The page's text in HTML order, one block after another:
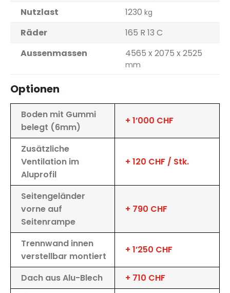
Nutzlast 1230 kg
Räder
165 R 13 C
Aussenmassen
4565 x 2075 x 2525
mm
Optionen
Boden mit Gummi
belegt (6mm)
+ 1’000 CHF
Zusätzliche
Ventilation im
Aluprofil
+ 120 CHF / Stk.
Seitengeländer
vorne auf
Seitenrampe
+ 790 CHF
Trennwand innen
verstellbar montiert
+ 1’250 CHF
Dach aus Alu-Blech
+ 710 CHF